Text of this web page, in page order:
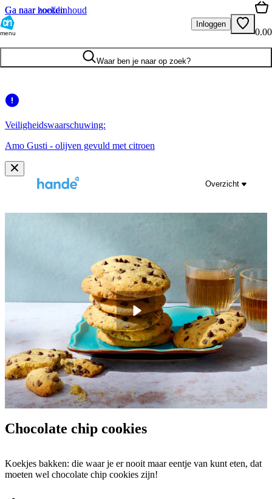
Ga naar hoofdinhoud
Ga naar zoeken
menu
Inloggen
0.00
Waar ben je naar op zoek?
Veiligheidswaarschuwing:
Amo Gusti - olijven gevuld met citroen
Overzicht
Chocolate chip cookies
Koekjes bakken: die waar je er nooit maar eentje van kunt eten, dat
moeten wel chocolate chip cookies zijn!